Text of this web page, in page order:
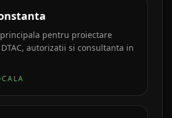
pentru proiectare
autorizatii si consultanta in